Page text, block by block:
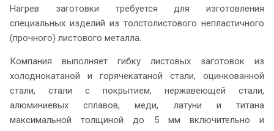
Нагрев заготовки требуется для изготовления
специальных изделий из толстолистового непластичного
(прочного) листового металла.
Компания выполняет гибку листовых заготовок из
холоднокатаной и горячекатаной стали, оцинкованной
стали, стали с покрытием, нержавеющей стали,
алюминиевых сплавов, меди, латуни и титана
максимальной толщиной до 5 мм включительно и